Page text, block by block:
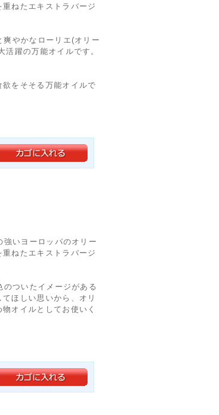
ねたエキストラバージ
やかなローリエ(オリー
躍の万能オイルです。
をそそる万能オイルで
いヨーロッパのオリー
ねたエキストラバージ
ついたイメージがある
ほしい思いから、オリ
オイルとしてお使いく